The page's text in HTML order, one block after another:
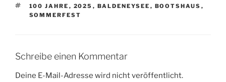
SCHLAGWÖRTER
100 JAHRE , 2025 , BALDENEYSEE , BOOTSHAUS ,
SOMMERFEST
Schreibe einen Kommentar
Deine E-Mail-Adresse wird nicht veröffentlicht.